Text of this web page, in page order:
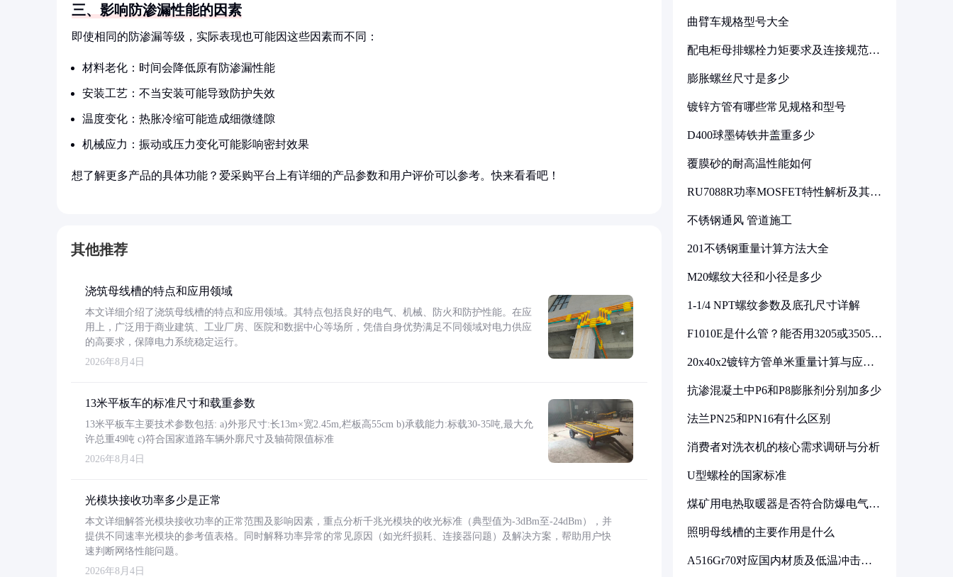
三、影响防渗漏性能的因素
即使相同的防渗漏等级，实际表现也可能因这些因素而不同：
材料老化：时间会降低原有防渗漏性能
安装工艺：不当安装可能导致防护失效
温度变化：热胀冷缩可能造成细微缝隙
机械应力：振动或压力变化可能影响密封效果
想了解更多产品的具体功能？爱采购平台上有详细的产品参数和用户评价可以参考。快来看看吧！
其他推荐
浇筑母线槽的特点和应用领域
本文详细介绍了浇筑母线槽的特点和应用领域。其特点包括良好的电气、机械、防火和防护性能。在应
用上，广泛用于商业建筑、工业厂房、医院和数据中心等场所，凭借自身优势满足不同领域对电力供应
的高要求，保障电力系统稳定运行。
2026年8月4日
13米平板车的标准尺寸和载重参数
13米平板车主要技术参数包括: a)外形尺寸:长13m×宽2.45m,栏板高55cm b)承载能力:标载30-35吨,最大允
许总重49吨 c)符合国家道路车辆外廓尺寸及轴荷限值标准
2026年8月4日
光模块接收功率多少是正常
本文详细解答光模块接收功率的正常范围及影响因素，重点分析千兆光模块的收光标准（典型值为-3dBm至-24dBm），并
提供不同速率光模块的参考值表格。同时解释功率异常的常见原因（如光纤损耗、连接器问题）及解决方案，帮助用户快
速判断网络性能问题。
2026年8月4日
曲臂车规格型号大全
配电柜母排螺栓力矩要求及连接规范详
膨胀螺丝尺寸是多少
镀锌方管有哪些常见规格和型号
D400球墨铸铁井盖重多少
覆膜砂的耐高温性能如何
RU7088R功率MOSFET特性解析及其在
不锈钢通风 管道施工
201不锈钢重量计算方法大全
M20螺纹大径和小径是多少
1-1/4 NPT螺纹参数及底孔尺寸详解
F1010E是什么管？能否用3205或3505代
20x40x2镀锌方管单米重量计算与应用
抗渗混凝土中P6和P8膨胀剂分别加多少
法兰PN25和PN16有什么区别
消费者对洗衣机的核心需求调研与分析
U型螺栓的国家标准
煤矿用电热取暖器是否符合防爆电气设
照明母线槽的主要作用是什么
A516Gr70对应国内材质及低温冲击要